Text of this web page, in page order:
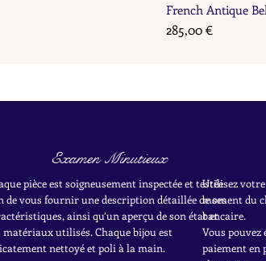
French Antique
Prix
285,00 €
Examen Minutieux
pièce est soigneusement inspectée et testée
de vous fournir une description détaillée de ses
ainsi qu’un aperçu de son état et
matériaux utilisés. Chaque bijou est
nettoyé et poli à la main.
Utilisez votre
moment du
bancaire.
Vous
paiement en